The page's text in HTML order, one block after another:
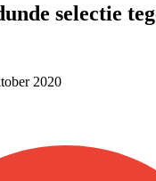
selectie
2020